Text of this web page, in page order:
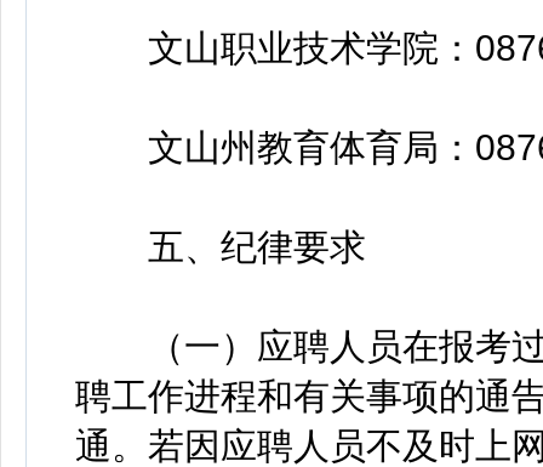
文山职业技术学院：
文山州教育体育局：
五、纪律要求
（一）应聘人员在报考过
聘工作进程和有关事项的通
通。若因应聘人员不及时上